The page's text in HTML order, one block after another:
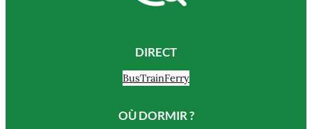
DIRECT
BusTrainFerry
OÙ DORMIR ?